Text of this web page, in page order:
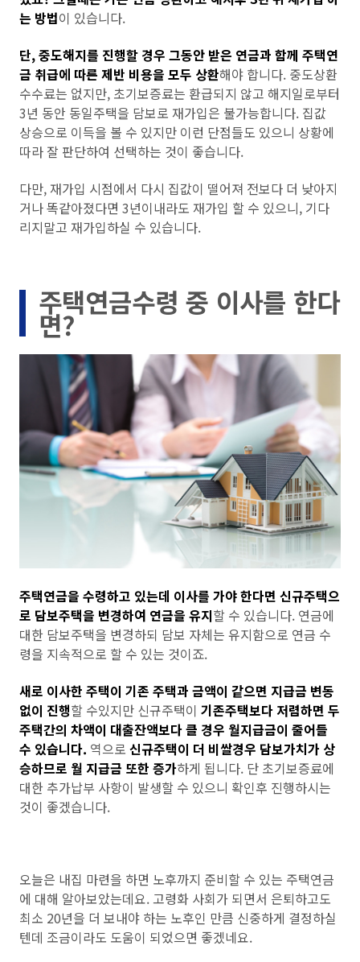
는 방법이 있습니다.
단, 중도해지를 진행할 경우 그동안 받은 연금과 함께 주택연
금 취급에 따른 제반 비용을 모두 상환해야 합니다. 중도상환
수수료는 없지만, 초기보증료는 환급되지 않고 해지일로부터
3년 동안 동일주택을 담보로 재가입은 불가능합니다. 집값
상승으로 이득을 볼 수 있지만 이런 단점들도 있으니 상황에
따라 잘 판단하여 선택하는 것이 좋습니다.
다만, 재가입 시점에서 다시 집값이 떨어져 전보다 더 낮아지
거나 똑같아졌다면 3년이내라도 재가입 할 수 있으니, 기다
리지말고 재가입하실 수 있습니다.
주택연금수령 중 이사를 한다
면?
주택연금을 수령하고 있는데 이사를 가야 한다면 신규주택으
로 담보주택을 변경하여 연금을 유지할 수 있습니다. 연금에
대한 담보주택을 변경하되 담보 자체는 유지함으로 연금 수
령을 지속적으로 할 수 있는 것이죠.
새로 이사한 주택이 기존 주택과 금액이 같으면 지급금 변동
없이 진행할 수있지만 신규주택이 기존주택보다 저렴하면 두
주택간의 차액이 대출잔액보다 클 경우 월지급금이 줄어들
수 있습니다. 역으로 신규주택이 더 비쌀경우 담보가치가 상
승하므로 월 지급금 또한 증가하게 됩니다. 단 초기보증료에
대한 추가납부 사항이 발생할 수 있으니 확인후 진행하시는
것이 좋겠습니다.
오늘은 내집 마련을 하면 노후까지 준비할 수 있는 주택연금
에 대해 알아보았는데요. 고령화 사회가 되면서 은퇴하고도
최소 20년을 더 보내야 하는 노후인 만큼 신중하게 결정하실
텐데 조금이라도 도움이 되었으면 좋겠네요.